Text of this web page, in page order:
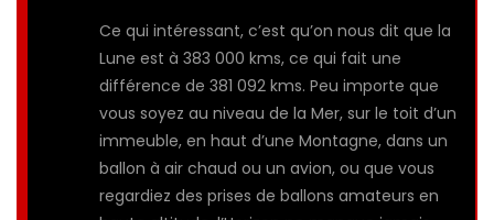
Ce qui intéressant, c’est qu’on nous dit que la
Lune est à 383 000 kms, ce qui fait une
différence de 381 092 kms. Peu importe que
vous soyez au niveau de la Mer, sur le toit d’un
immeuble, en haut d’une Montagne, dans un
ballon à air chaud ou un avion, ou que vous
regardiez des prises de ballons amateurs en